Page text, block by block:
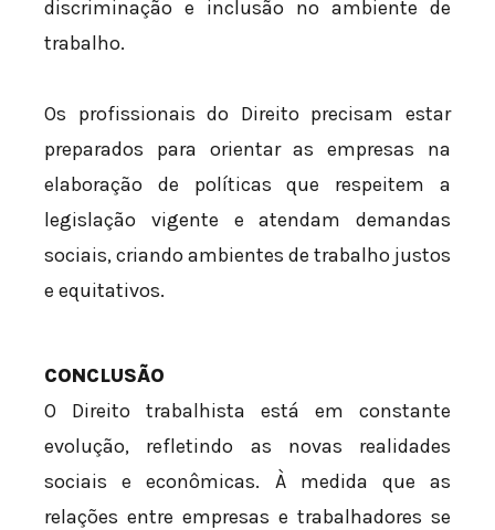
discriminação e inclusão no ambiente de
trabalho.
Os profissionais do Direito precisam estar
preparados para orientar as empresas na
elaboração de políticas que respeitem a
legislação vigente e atendam demandas
sociais, criando ambientes de trabalho justos
e equitativos.
CONCLUSÃO
O Direito trabalhista está em constante
evolução, refletindo as novas realidades
sociais e econômicas. À medida que as
relações entre empresas e trabalhadores se